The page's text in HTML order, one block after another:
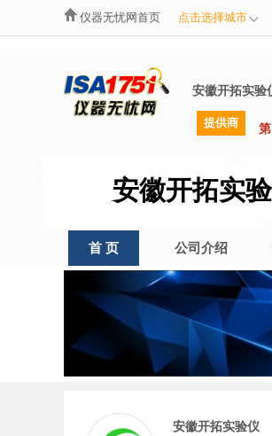
仪器无忧网首页 点击选择城市
安徽开拓实验
提供商
安徽开拓实
首 页 公司介绍
安徽开拓实验仪